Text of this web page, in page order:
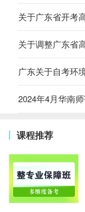
2024年4月华南
课程推荐